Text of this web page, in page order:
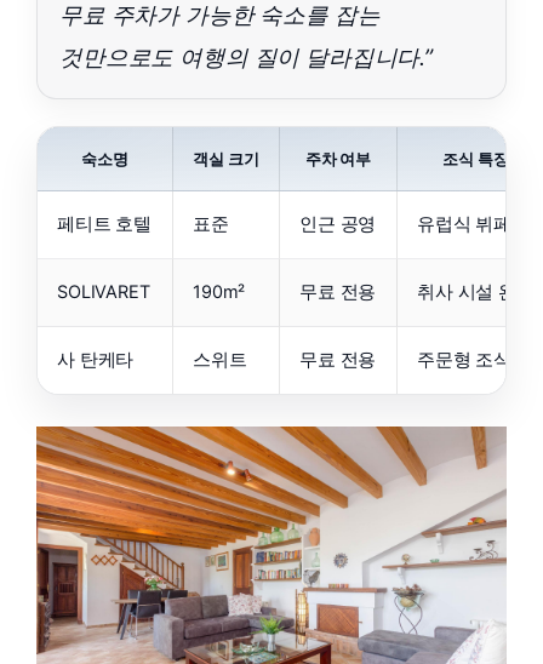
무료 주차가 가능한 숙소를 잡는
것만으로도 여행의 질이 달라집니다.”
숙소명 객실 크기 주차 여부 조식 특징
페티트 호텔 표준 인근 공영 유럽식 뷔페
SOLIVARET 190m² 무료 전용 취사 시설 완비
사 탄케타 스위트 무료 전용 주문형 조식